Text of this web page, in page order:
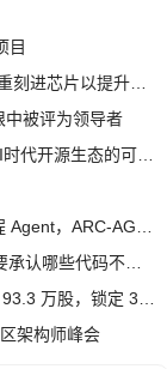
目
被评为领导者
架构师峰会